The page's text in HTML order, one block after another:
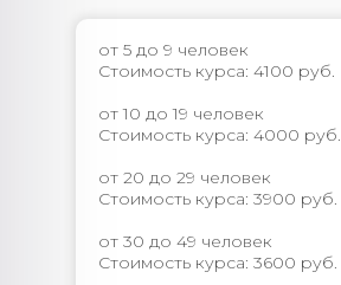
от 5 до 9 человек
Стоимость курса: 4100 руб.
от 10 до 19 человек
Стоимость курса: 4000 руб.
от 20 до 29 человек
Стоимость курса: 3900 руб.
от 30 до 49 человек
Стоимость курса: 3600 руб.